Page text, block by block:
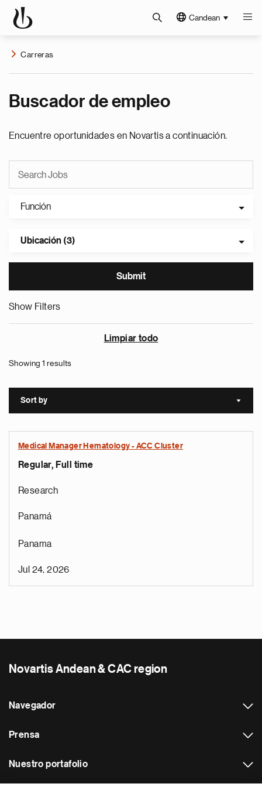
Candean
Carreras
Buscador de empleo
Encuentre oportunidades en Novartis a continuación.
Función
Ubicación (3)
Show Filters
Limpiar todo
Showing 1 results
Sort by Sort
Medical Manager Hematology - ACC Cluster
Regular, Full time
Research
Panamá
Panama
Jul 24, 2026
Novartis Andean & CAC region
Navegador
Prensa
Nuestro portafolio